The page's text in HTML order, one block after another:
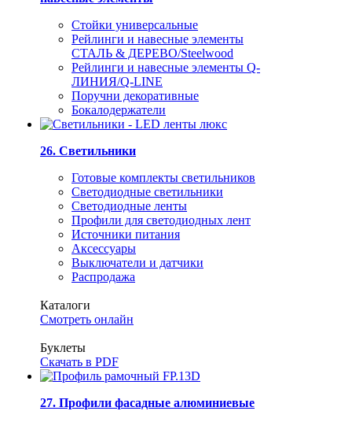
Стойки универсальные
Рейлинги и навесные элементы
СТАЛЬ & ДЕРЕВО/Steelwood
Рейлинги и навесные элементы Q-
ЛИНИЯ/Q-LINE
Поручни декоративные
Бокалодержатели
26. Светильники
Готовые комплекты светильников
Светодиодные светильники
Светодиодные ленты
Профили для светодиодных лент
Источники питания
Аксессуары
Выключатели и датчики
Распродажа
Каталоги
Смотреть онлайн
Буклеты
Скачать в PDF
27. Профили фасадные алюминиевые